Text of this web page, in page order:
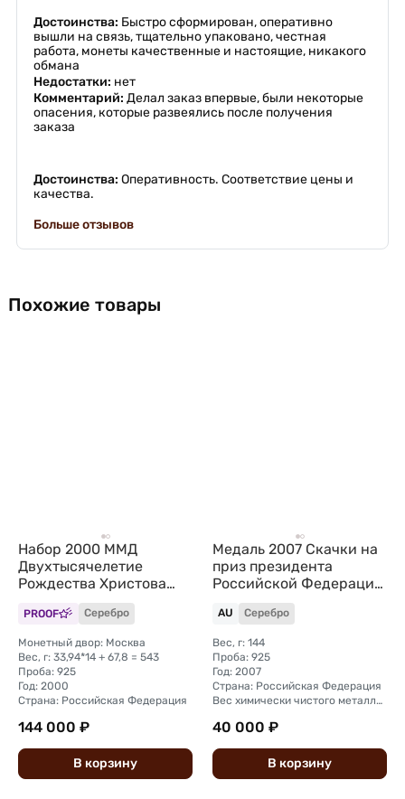
Достоинства: Быстро сформирован, оперативно
вышли на связь, тщательно упаковано, честная
работа, монеты качественные и настоящие, никакого
обмана
Недостатки: нет
Комментарий: Делал заказ впервые, были некоторые
опасения, которые развеялись после получения
заказа
Достоинства: Оперативность. Соответствие цены и
качества.
Больше отзывов
Похожие товары
Набор 2000 ММД
Двухтысячелетие
Рождества Христова
Межнумизматика 15
медалей 16 oz
PROOF Серебро
Монетный двор: Москва
Вес, г: 33,94*14 + 67,8 = 543
Проба: 925
Год: 2000
Страна: Российская Федерация
144 000 ₽
В корзину
Медаль 2007 Скачки на
приз президента
Российской Федерации
Ростов-на-Дону
Ипподром серебро
AU Серебро
Вес, г: 144
Проба: 925
Год: 2007
Страна: Российская Федерация
Вес химически чистого металла, г: 133,2
40 000 ₽
В корзину